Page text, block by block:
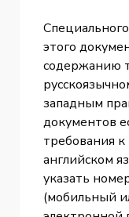
этого
содержанию
западным
документов
требования
английском
указать
(мобильный